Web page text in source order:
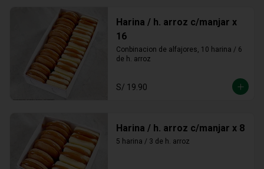
Harina / h. arroz c/manjar x
16
Conbinacion de alfajores, 10 harina / 6
de h. arroz
S/ 19.90
Harina / h. arroz c/manjar x 8
5 harina / 3 de h. arroz